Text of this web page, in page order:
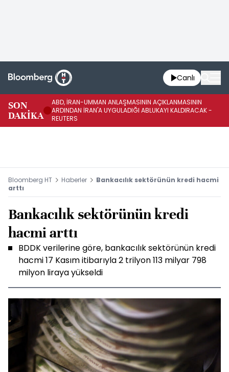
Canlı
SON
DAKİKA
ABD, İRAN-UMMAN ANLAŞMASININ AÇIKLANMASININ
ARDINDAN İRAN'A UYGULADIĞI ABLUKAYI KALDIRACAK -
REUTERS
Bloomberg HT Haberler
Bankacılık sektörünün kredi hacmi
arttı
Bankacılık sektörünün kredi
hacmi arttı
BDDK verilerine göre, bankacılık sektörünün kredi
hacmi 17 Kasım itibarıyla 2 trilyon 113 milyar 798
milyon liraya yükseldi